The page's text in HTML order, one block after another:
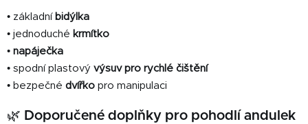
• základní bidýlka
• jednoduché krmítko
• napáječka
• spodní plastový výsuv pro rychlé čištění
• bezpečné dvířko pro manipulaci
🌿 Doporučené doplňky pro pohodlí andulek